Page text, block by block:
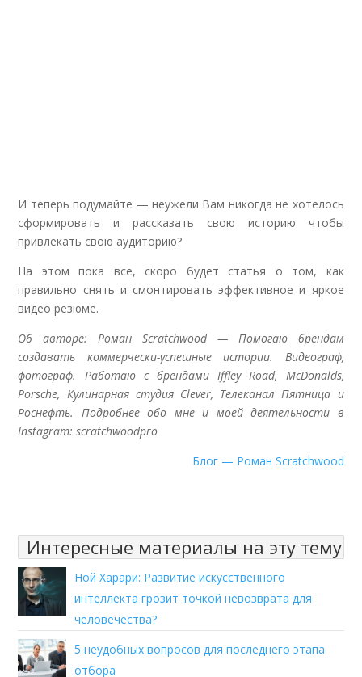
И теперь подумайте — неужели Вам никогда не хотелось
сформировать и рассказать свою историю чтобы
привлекать свою аудиторию?
На этом пока все, скоро будет статья о том, как
правильно снять и смонтировать эффективное и яркое
видео резюме.
Об авторе: Роман Scratchwood — Помогаю брендам
создавать коммерчески-успешные истории. Видеограф,
фотограф. Работаю с брендами Iffley Road, McDonalds,
Porsche, Кулинарная студия Clever, Телеканал Пятница и
Роснефть. Подробнее обо мне и моей деятельности в
Instagram: scratchwoodpro
Блог — Роман Scratchwood
Интересные материалы на эту тему
Ной Харари: Развитие искусственного
интеллекта грозит точкой невозврата для
человечества?
5 неудобных вопросов для последнего этапа
отбора